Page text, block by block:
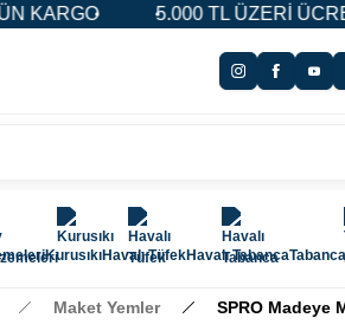
5.000 TL ÜZERİ
KurusıkıHavalı TüfekHavalı Tabanca
Maket Yemler SPRO Madeye